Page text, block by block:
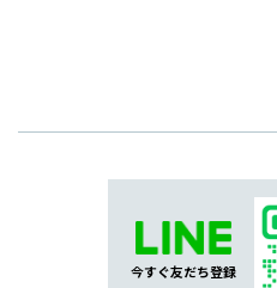
今すぐ友だち登録